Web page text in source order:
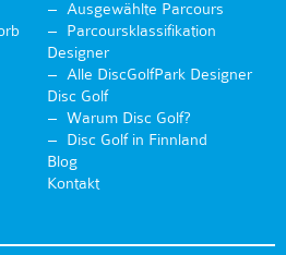
Ausgewählte Parcours
Parcoursklassifikation
Designer
Alle DiscGolfPark Designer
Disc Golf
Warum Disc Golf?
Disc Golf in Finnland
Blog
Kontakt